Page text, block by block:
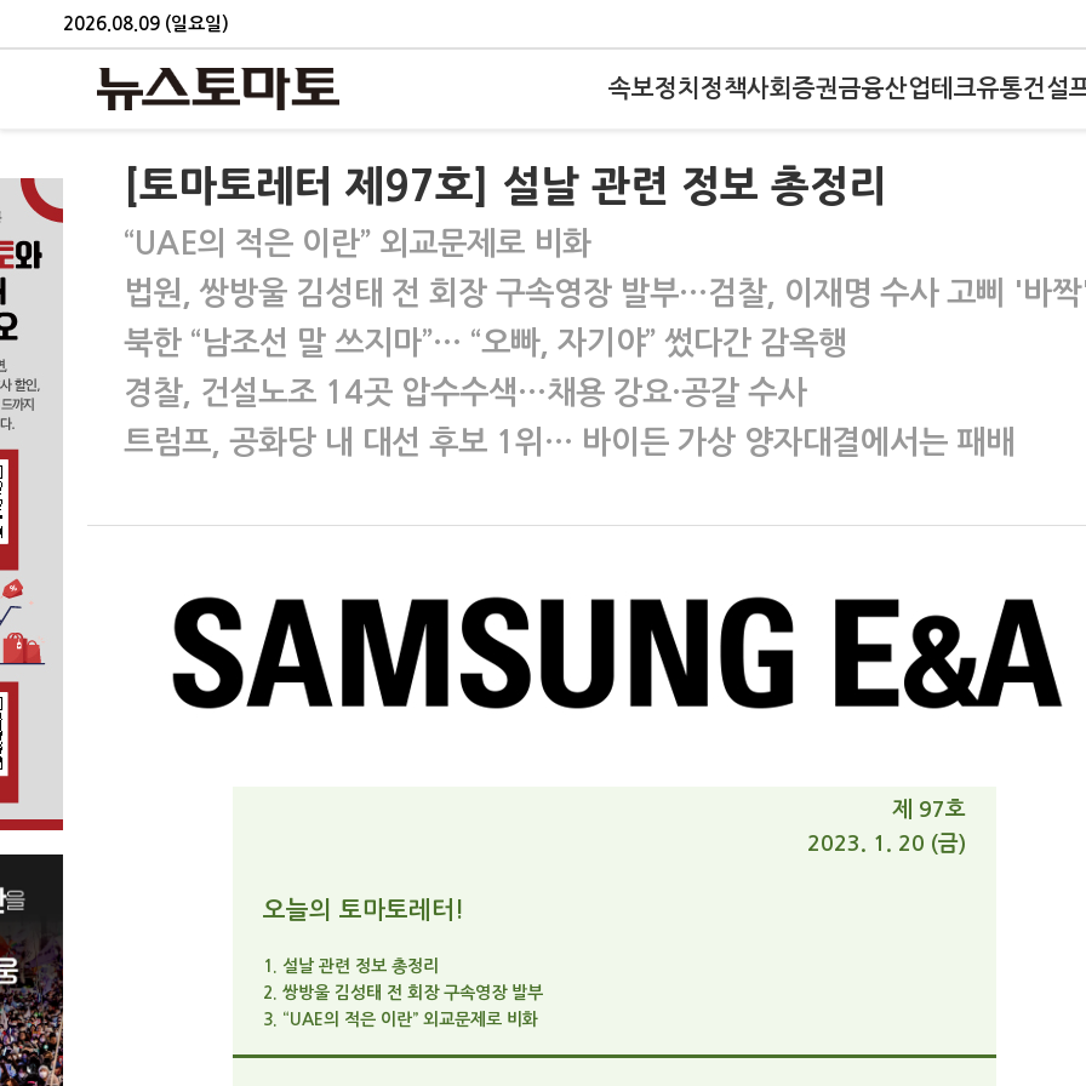
2026.08.09 (일요일)
속보정치 정책사회 증권금융산업테크유통건설
[토마토레터 제97호] 설날 관련 정보 총정리
“UAE의 적은 이란” 외교문제로 비화
법원, 쌍방울 김성태 전 회장 구속영장 발부…검찰, 이재명 수사 고삐 '바
북한 “남조선 말 쓰지마”… “오빠, 자기야” 썼다간 감옥행
경찰, 건설노조 14곳 압수수색…채용 강요·공갈 수사
트럼프, 공화당 내 대선 후보 1위… 바이든 가상 양자대결에서는 패배
제 97호
2023. 1. 20 (금)
오늘의 토마토레터!
1. 설날 관련 정보 총정리
2. 쌍방울 김성태 전 회장 구속영장 발부
3. “UAE의 적은 이란” 외교문제로 비화